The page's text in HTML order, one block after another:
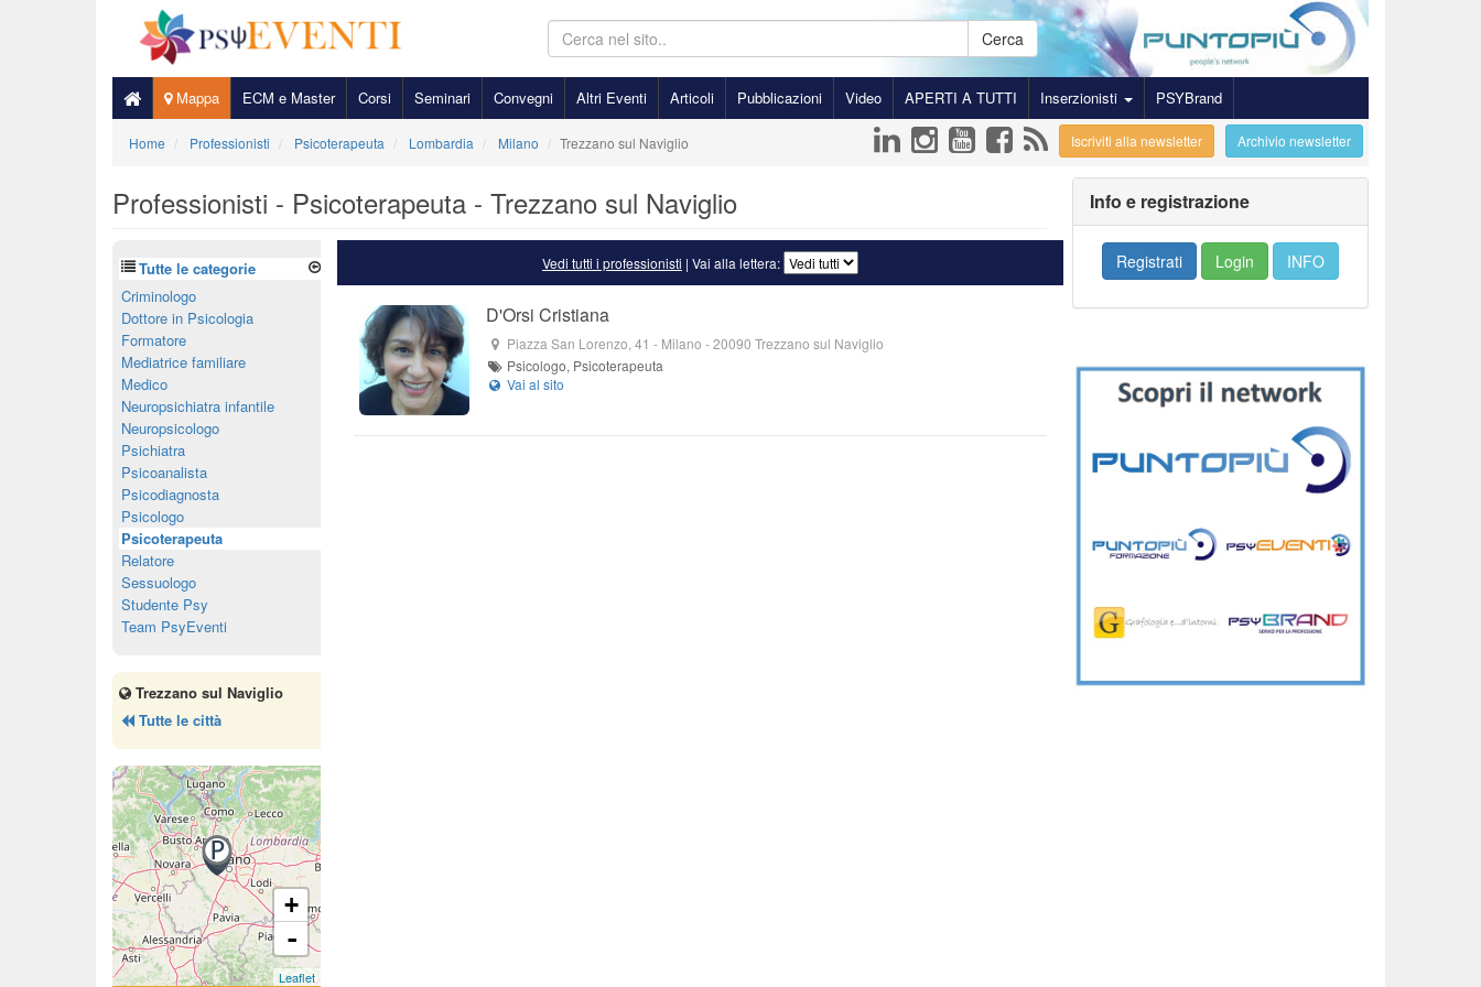
Cerca
Mappa ECM e Master Corsi Seminari Convegni Altri Eventi Articoli Pubblicazioni Video APERTI A TUTTI Inserzionisti PSYBrand
Home Professionisti Psicoterapeuta Lombardia Milano Trezzano sul Naviglio Archivio newsletter
Iscriviti alla newsletter
Professionisti - Psicoterapeuta - Trezzano sul Naviglio
Vedi tutti i professionisti | Vai alla lettera:
D'Orsi Cristiana
Piazza San Lorenzo, 41 - Milano -20090 Trezzano sul Naviglio
Psicologo, Psicoterapeuta
Tutte le categorie
Criminologo
Dottore in Psicologia
Formatore
Mediatrice familiare
Medico
Neuropsichiatra infantile
Neuropsicologo
Psichiatra
Psicoanalista
Psicodiagnosta
Psicologo
Psicoterapeuta
Relatore
Sessuologo
Studente Psy
Team PsyEventi
Trezzano sul Naviglio
Tutte le città
+
-
Leaflet
Info e registrazione
Registrati Login INFO